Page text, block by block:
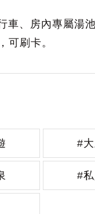
車、房內專屬湯
可刷卡。
#
#